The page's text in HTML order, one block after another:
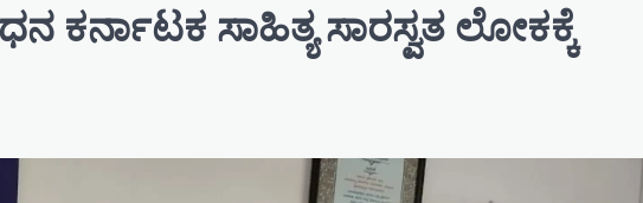
ಕರ್ನಾಟಕ ಸಾಹಿತ್ಯ ಸಾರಸ್ವತ ಲೋಕಕ್ಕೆ